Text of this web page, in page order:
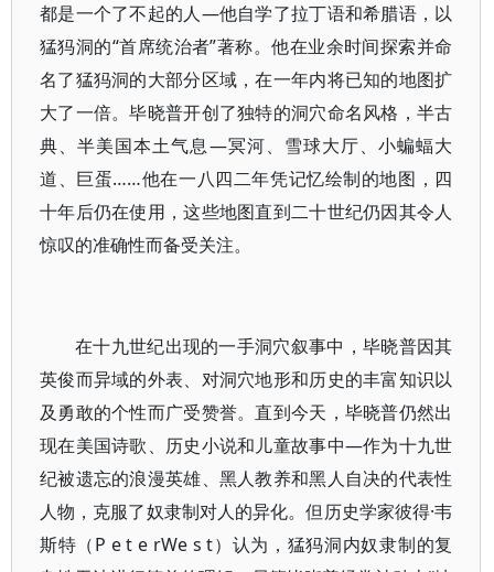
都是一个了不起的人—他自学了拉丁语和希腊语，以
猛犸洞的“首席统治者”著称。他在业余时间探索并命
名了猛犸洞的大部分区域，在一年内将已知的地图扩
大了一倍。毕晓普开创了独特的洞穴命名风格，半古
典、半美国本土气息—冥河、雪球大厅、小蝙蝠大
道、巨蛋……他在一八四二年凭记忆绘制的地图，四
十年后仍在使用，这些地图直到二十世纪仍因其令人
惊叹的准确性而备受关注。
在十九世纪出现的一手洞穴叙事中，毕晓普因其
英俊而异域的外表、对洞穴地形和历史的丰富知识以
及勇敢的个性而广受赞誉。直到今天，毕晓普仍然出
现在美国诗歌、历史小说和儿童故事中—作为十九世
纪被遗忘的浪漫英雄、黑人教养和黑人自决的代表性
人物，克服了奴隶制对人的异化。但历史学家彼得·韦
斯特（P e t e rWe s t）认为，猛犸洞内奴隶制的复